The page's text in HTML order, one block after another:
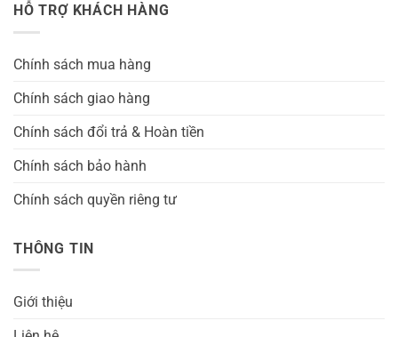
HỖ TRỢ KHÁCH HÀNG
Chính sách mua hàng
Chính sách giao hàng
Chính sách đổi trả & Hoàn tiền
Chính sách bảo hành
Chính sách quyền riêng tư
THÔNG TIN
Giới thiệu